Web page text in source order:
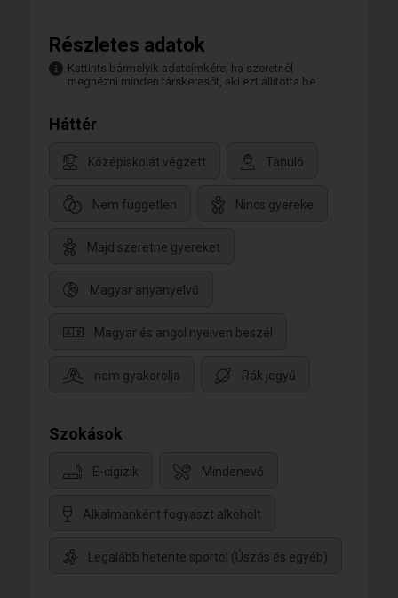
Részletes adatok
Kattints bármelyik adatcímkére, ha szeretnél
megnézni minden társkeresőt, aki ezt állította be.
Háttér
Középiskolát végzett Tanuló
Nem független Nincs gyereke
Majd szeretne gyereket
Magyar anyanyelvű
Magyar és angol nyelven beszél
nem gyakorolja Rák jegyű
Szokások
E-cigizik Mindenevő
Alkalmanként fogyaszt alkoholt
Legalább hetente sportol (Úszás és egyéb)